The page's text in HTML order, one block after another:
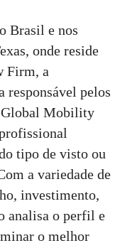
Brasil e nos
onde reside
Firm, a
responsável pelos
Mobility
tipo de visto ou
a variedade de
investimento,
analisa o perfil e
o melhor